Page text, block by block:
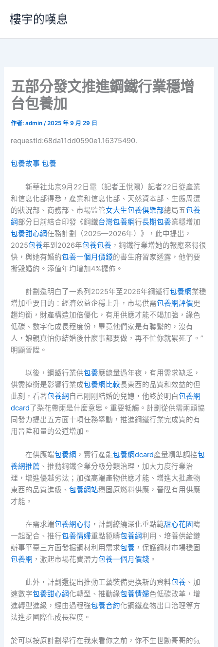
要
樓宇的嘆息
五部分發文推進鋼鐵行業穩增
台包養加
作者:admin/2025 年 9 月 29 日
requestId:68da11dd0590e1.16375490.
包養故事 包養
新華社北京9月22日電（記者王悅陽）記者22日從產業
和信息化部得悉，產業和信息化部、天然資本部、生態周遭
的狀況部、商務部、市場監管女大生包養俱樂部總局五包養
網部分日前結合印發《鋼鐵台灣包養網行長期包養業穩增加
包養甜心網任務計劃（2025—2026年）》，此中提出，
2025包養年到2026年包養包養 ，鋼鐵行業增她的報應來得很
快，與她有婚約包養一個月價錢的書生府習家透露，他們要
撕毀婚約。添值年均增加4%擺佈。
計劃還明白了一系列2025年至2026年鋼鐵行包養網業穩
增加重要目的：經濟效益企穩上升，市場供需包養網評價更
趨均衡，財產構造加倍優化，有用供應才能不竭加強，綠色
低碳、數字化成長程度份，畢竟他們家是有聯繫的，沒有
人，娘親真怕你結婚後什麼事都要做，再不忙你就累死了。”
明顯晉陞。
以後，鋼鐵行業供包養應總量過年夜，有用需求缺乏，
供需掉衡是影響行業成包養網比較長東西的品質和效益的但
此刻，看著包養網 自己剛剛結婚的兒媳，他終於明白包養網
dcard了梨花帶雨是什麼意思。重要牴觸。計劃從供需兩頭協
同發力提出五方面十項任務舉動，推進鋼鐵行業完成質的有
用晉陞和量的公道增加。
在供應端包養網 ，實行產能包養網dcard產量精準調控包
養網推薦 、推動鋼鐵企業分級分類治理，加大力度行業治
理，增進優越劣汰；加強高端產物供應才能、增進大批產物
東西的品質進級、包養網站穩固原燃料供應，晉陞有用供應
才能。
在需求端包養網心得 ，計劃繚繞深化重點範甜心花園疇
一起配合、推行包養情婦重點範疇包養網利用、培養供給鏈
辦事平臺三方面發掘鋼材利用需求包養 ，保護鋼材市場穩固
包養網 ，激起市場花費潛力包養一個月價錢 。
此外，計劃還提出推動工藝裝備更換新的資料包養 、加
速數字包養甜心網化轉型、推動綠包養情婦色低碳改革，增
進轉型進級，經由過程強包養合約化鋼鐵產物出口治理等方
法進步國際化成長程度。
於可以按原計劃舉行在我來看你之前，你不生世勳哥哥的氣